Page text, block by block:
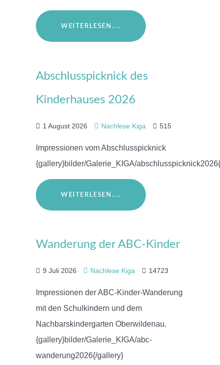
WEITERLESEN....
Abschlusspicknick des
Kinderhauses 2026
1 August 2026 Nachlese Kiga 515
Impressionen vom Abschlusspicknick
{gallery}bilder/Galerie_KIGA/
WEITERLESEN....
Wanderung der ABC-Kinder
9 Juli 2026 Nachlese Kiga 14723
Impressionen der ABC-Kinder-Wanderung
mit den Schulkindern und dem
Nachbarskindergarten Oberwildenau.
{gallery}bilder/Galerie_KIGA/abc-
wanderung2026{/gallery}